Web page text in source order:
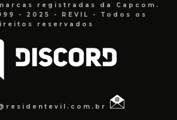
registradas da Capcom.
- 2025 - REVIL - Todos os
reservados